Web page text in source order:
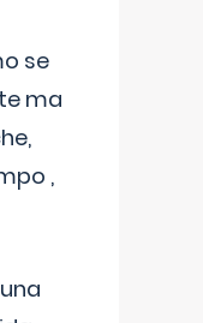
se
ma
,